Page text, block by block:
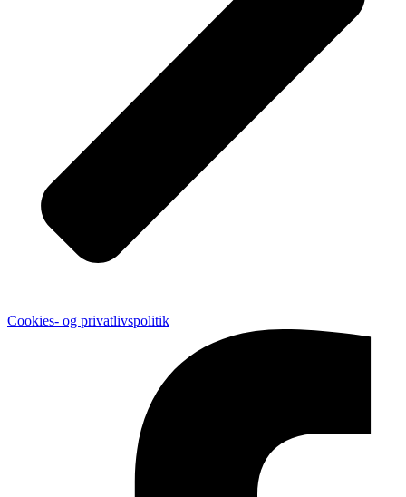
Cookies- og privatlivspolitik